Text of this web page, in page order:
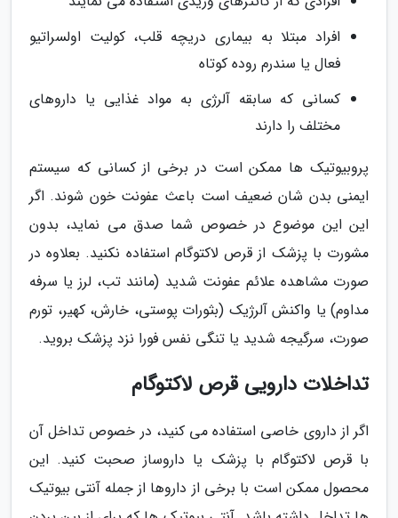
افراد مبتلا به بیماری دریچه قلب، کولیت اولسراتیو
فعال یا سندرم روده کوتاه
کسانی که سابقه آلرژی به مواد غذایی یا داروهای
مختلف را دارند
پروبیوتیک ها ممکن است در برخی از کسانی که سیستم
ایمنی بدن شان ضعیف است باعث عفونت خون شوند. اگر
این این موضوع در خصوص شما صدق می نماید، بدون
مشورت با پزشک از قرص لاکتوگام استفاده نکنید. بعلاوه در
صورت مشاهده علائم عفونت شدید (مانند تب، لرز یا سرفه
مداوم) یا واکنش آلرژیک (بثورات پوستی، خارش، کهیر، تورم
صورت، سرگیجه شدید یا تنگی نفس فورا نزد پزشک بروید.
تداخلات دارویی قرص لاکتوگام
اگر از داروی خاصی استفاده می کنید، در خصوص تداخل آن
با قرص لاکتوگام با پزشک یا داروساز صحبت کنید. این
محصول ممکن است با برخی از داروها از جمله آنتی بیوتیک